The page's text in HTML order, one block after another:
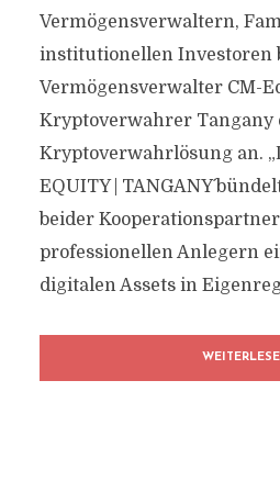
Vermögensverwaltern,
institutionellen Investoren
Vermögensverwalter CM-
Kryptoverwahrer Tangany
Kryptoverwahrlösung an.
EQUITY | TANGANY´
beider
professionellen Anlegern
digitalen Assets in